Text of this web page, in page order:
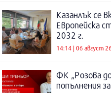
Казанлък се
Европейска
2032 г.
14:14 | 06 август
ФК „Розова
попълнения